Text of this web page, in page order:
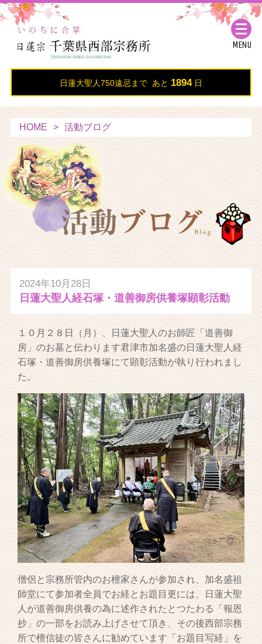
MENU
日蓮大聖人750遠忌まで あと 1894日
HOME 活動ブログ
2024年10月28日
日蓮大聖人経石塚・道善御房供養塚顕彰活動
１０月２８日（月）、日蓮大聖人のお師匠「道善御
房」のお墓と伝わります君津市加名盛の日蓮大聖人経
石塚・道善御房供養塚にて顕彰活動が執り行われまし
た。
僧侶と宗務所管内のお檀家さんが参加され、加名盛祖
師堂にて参加者全員でお経とお題目更には、日蓮大聖
人が道善御房供養の為に述作されたとつたわる「報恩
抄」の一部をお読み上げさせて頂き、その後西部宗務
所で檀信徒の皆さんに勧めています「お題目写経」を